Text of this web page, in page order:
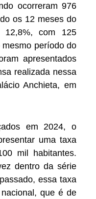
ocorreram 976
os 12 meses do
12,8%, com 125
período do
apresentados
realizada nessa
Anchieta, em
em 2024, o
uma taxa
mil habitantes.
dentro da série
essa taxa
que é de